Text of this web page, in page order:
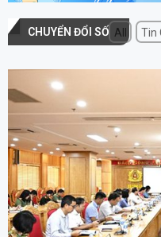
CHUYỂN ĐỔI SỐ All Tin